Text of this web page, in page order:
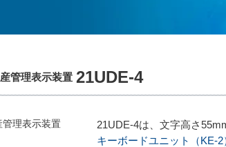
管理表示装置 21UDE-4
21UDE-4は、文字高さ
キーボードユニット（KE-2